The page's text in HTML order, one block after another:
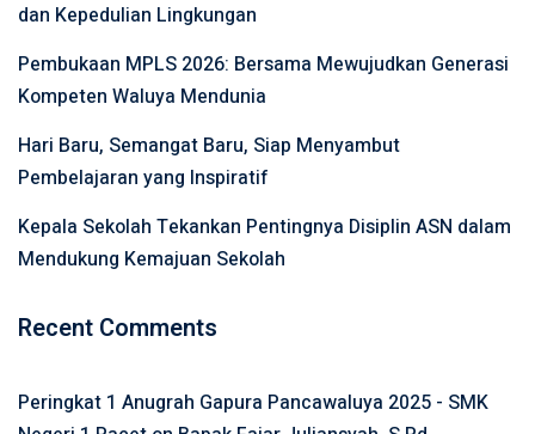
dan Kepedulian Lingkungan
Pembukaan MPLS 2026: Bersama Mewujudkan Generasi
Kompeten Waluya Mendunia
Hari Baru, Semangat Baru, Siap Menyambut
Pembelajaran yang Inspiratif
Kepala Sekolah Tekankan Pentingnya Disiplin ASN dalam
Mendukung Kemajuan Sekolah
Recent Comments
Peringkat 1 Anugrah Gapura Pancawaluya 2025 - SMK